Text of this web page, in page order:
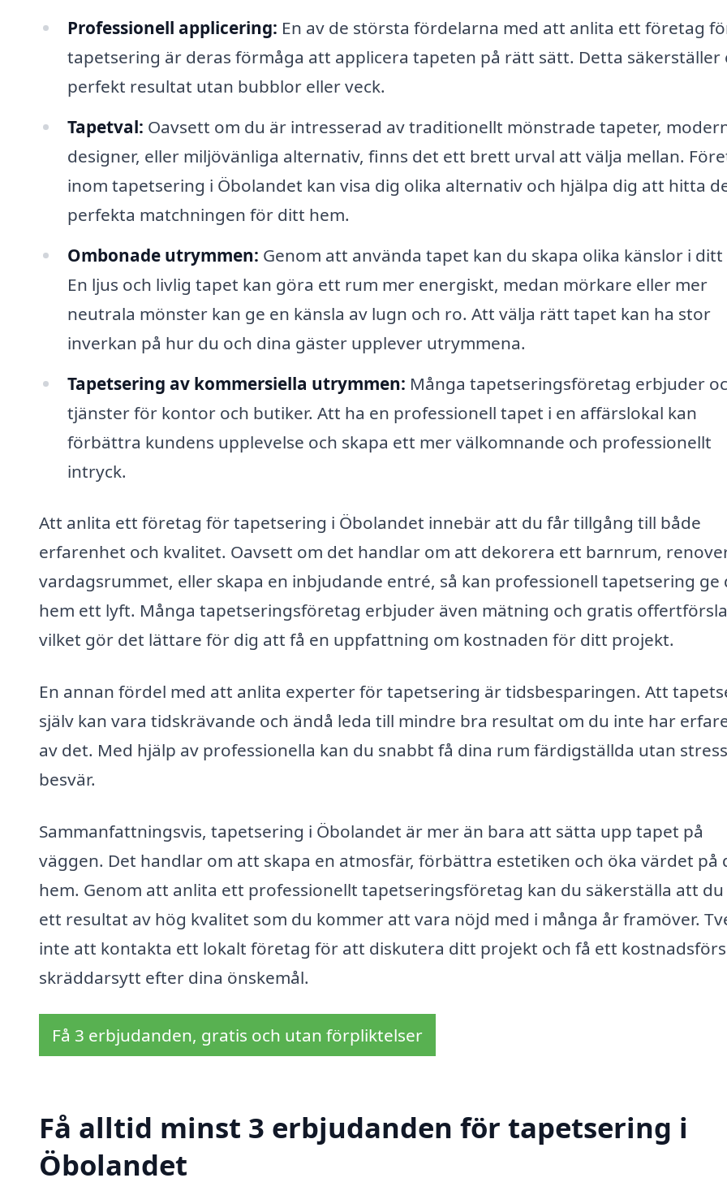
Professionell applicering: En av de största fördelarna med att anlita ett företag
tapetsering är deras förmåga att applicera tapeten på rätt sätt. Detta säkerställer
perfekt resultat utan bubblor eller veck.
Tapetval: Oavsett om du är intresserad av traditionellt mönstrade tapeter,
designer, eller miljövänliga alternativ, finns det ett brett urval att välja mellan.
inom tapetsering i Öbolandet kan visa dig olika alternativ och hjälpa dig att hitta
perfekta matchningen för ditt hem.
Ombonade utrymmen: Genom att använda tapet kan du skapa olika känslor i ditt
En ljus och livlig tapet kan göra ett rum mer energiskt, medan mörkare eller mer
neutrala mönster kan ge en känsla av lugn och ro. Att välja rätt tapet kan ha stor
inverkan på hur du och dina gäster upplever utrymmena.
Tapetsering av kommersiella utrymmen: Många tapetseringsföretag erbjuder
tjänster för kontor och butiker. Att ha en professionell tapet i en affärslokal kan
förbättra kundens upplevelse och skapa ett mer välkomnande och professionellt
intryck.
Att anlita ett företag för tapetsering i Öbolandet innebär att du får tillgång till både
erfarenhet och kvalitet. Oavsett om det handlar om att dekorera ett barnrum,
vardagsrummet, eller skapa en inbjudande entré, så kan professionell tapetsering ge
hem ett lyft. Många tapetseringsföretag erbjuder även mätning och gratis
vilket gör det lättare för dig att få en uppfattning om kostnaden för ditt projekt.
En annan fördel med att anlita experter för tapetsering är tidsbesparingen. Att
själv kan vara tidskrävande och ändå leda till mindre bra resultat om du inte har
av det. Med hjälp av professionella kan du snabbt få dina rum färdigställda utan
besvär.
Sammanfattningsvis, tapetsering i Öbolandet är mer än bara att sätta upp tapet på
väggen. Det handlar om att skapa en atmosfär, förbättra estetiken och öka värdet på
hem. Genom att anlita ett professionellt tapetseringsföretag kan du säkerställa att
ett resultat av hög kvalitet som du kommer att vara nöjd med i många år framöver.
inte att kontakta ett lokalt företag för att diskutera ditt projekt och få ett
skräddarsytt efter dina önskemål.
Få 3 erbjudanden, gratis och utan förpliktelser
Få alltid minst 3 erbjudanden för tapetsering i
Öbolandet